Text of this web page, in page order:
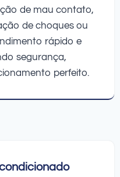
de mau contato,
de choques ou
rápido e
segurança,
perfeito.